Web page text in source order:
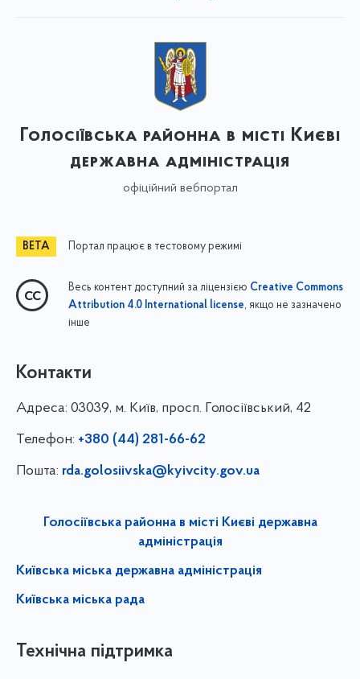
Голосіївська районна в місті Києві
державна адміністрація
офіційний вебпортал
Портал працює в тестовому режимі
Весь контент доступний за ліцензією Creative Commons
Attribution 4.0 International license, якщо не зазначено
інше
Контакти
Адреса: 03039, м. Київ, просп. Голосіївський, 42
Телефон: +380 (44) 281-66-62
Пошта: rda.golosiivska@kyivcity.gov.ua
Голосіївська районна в місті Києві державна
адміністрація
Київська міська державна адміністрація
Київська міська рада
Технічна підтримка